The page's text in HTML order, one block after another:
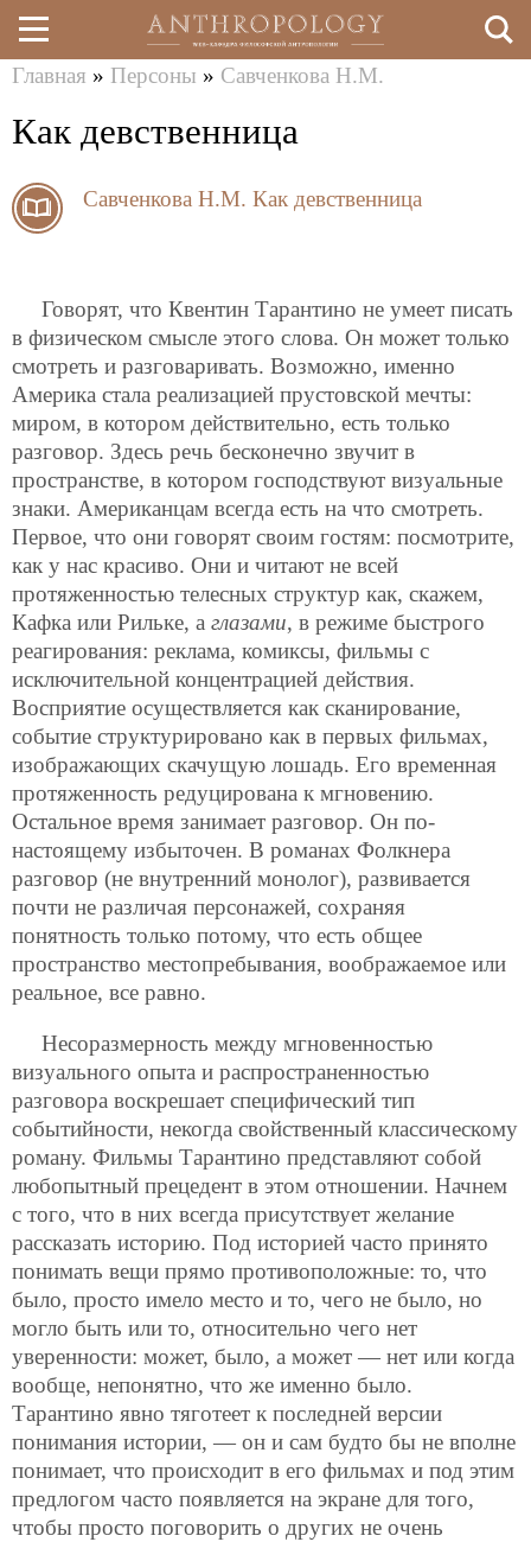
Перейти
к
здесь
Главная » Персоны » Савченкова Н.М.
Как девственница
Савченкова Н.М. Как девственница
Говорят, что Квентин Тарантино не умеет писать
в физическом смысле этого слова. Он может только
смотреть и разговаривать. Возможно, именно
Америка стала реализацией прустовской мечты:
миром, в котором действительно, есть только
разговор. Здесь речь бесконечно звучит в
пространстве, в котором господствуют визуальные
знаки. Американцам всегда есть на что смотреть.
Первое, что они говорят своим гостям: посмотрите,
как у нас красиво. Они и читают не всей
протяженностью телесных структур как, скажем,
Кафка или Рильке, а глазами, в режиме быстрого
реагирования: реклама, комиксы, фильмы с
исключительной концентрацией действия.
Восприятие осуществляется как сканирование,
событие структурировано как в первых фильмах,
изображающих скачущую лошадь. Его временная
протяженность редуцирована к мгновению.
Остальное время занимает разговор. Он по-
настоящему избыточен. В романах Фолкнера
разговор (не внутренний монолог), развивается
почти не различая персонажей, сохраняя
понятность только потому, что есть общее
пространство местопребывания, воображаемое или
реальное, все равно.
Несоразмерность между мгновенностью
визуального опыта и распространенностью
разговора воскрешает специфический тип
событийности, некогда свойственный классическому
роману. Фильмы Тарантино представляют собой
любопытный прецедент в этом отношении. Начнем
с того, что в них всегда присутствует желание
рассказать историю. Под историей часто принято
понимать вещи прямо противоположные: то, что
было, просто имело место и то, чего не было, но
могло быть или то, относительно чего нет
уверенности: может, было, а может — нет или когда
вообще, непонятно, что же именно было.
Тарантино явно тяготеет к последней версии
понимания истории, — он и сам будто бы не вполне
понимает, что происходит в его фильмах и под этим
предлогом часто появляется на экране для того,
чтобы просто поговорить о других не очень